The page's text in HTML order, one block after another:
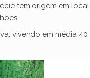
tem origem em
vivendo em média